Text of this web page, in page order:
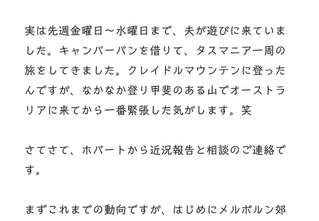
実は先週金曜日～水曜日まで、夫が遊びに来ていま
した。キャンパーバンを借りて、タスマニア一周の
旅をしてきました。クレイドルマウンテンに登った
んですが、なかなか登り甲斐のある山でオーストラ
リアに来てから一番緊張した気がします。笑
さてさて、ホバートから近況報告と相談のご連絡で
す。
まずこれまでの動向ですが、はじめにメルボルン郊